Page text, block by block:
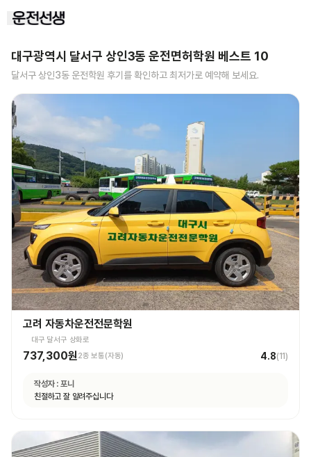
대구광역시 달서구 상인3동 운전면허학원 베스트 10
달서구 상인3동 운전학원 후기를 확인하고 최저가로 예약해 보세요.
고려 자동차운전전문학원
대구 달서구 상화로
737,300원 2종 보통(자동) 4.8(11)
작성자 : 포니
친절하고 잘 알려주십니다